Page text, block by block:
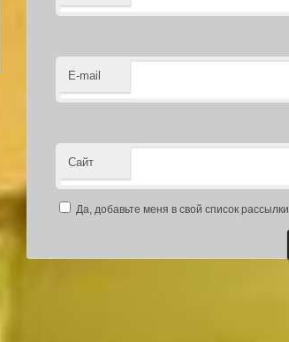
E-mail
Сайт
Да, добавьте меня в свой список рассылки